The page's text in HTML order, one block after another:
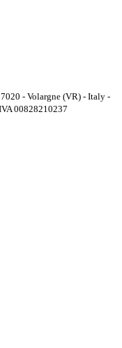
- Volargne (VR) - Italy -
00828210237